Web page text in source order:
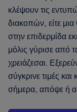
κλέψουν τις
διακοπών, είτε
στην επιδερμίδα
μόλις γύρισε από
χρειάζεσαι.
σύγκρινε τιμές
σήμερα, απόψε ή